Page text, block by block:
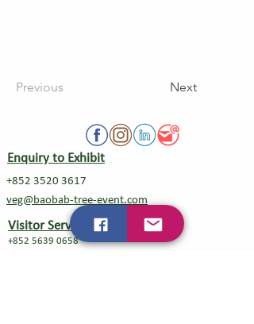
Previous Next
Enquiry to Exhibit
+852 3520 3617
veg@baobab-tree-event.com
Visitor Service
+852 5639 0658